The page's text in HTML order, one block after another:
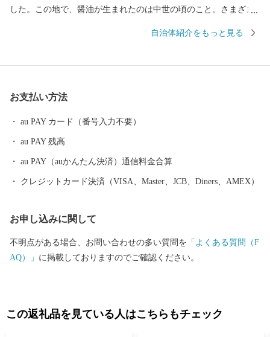
した。この地で、醤油が生まれたのは中世の頃のこと。さまざま
に注目した職人の創意から、和食の味の決め手である醤油づくり
が伝統として受け継がれている「美味しい日本遺産」ともいえる
町なかを歩いていると、今も昔も変わらない醤油づくりの香りを
自治体紹介をもっと見る
お支払い方法
au PAY カード（番号入力不要）
au PAY 残高
au PAY（auかんたん決済）通信料金合算
クレジットカード決済（VISA、Master、JCB、Diners、AMEX）
お申し込みに関して
不明点がある場合、お問い合わせの多い質問を 「よくある質問（F
AQ）」 に掲載しておりますのでご確認ください。
この返礼品を見ている人はこちらもチェック